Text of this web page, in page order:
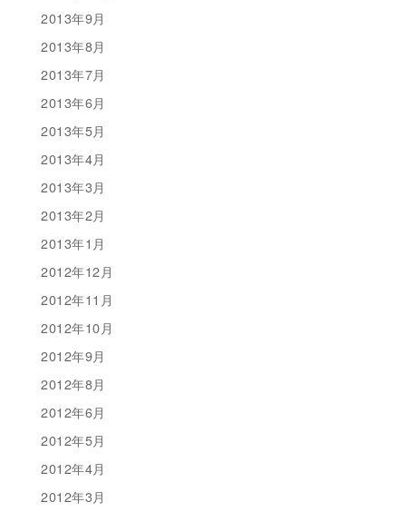
2013年9月
2013年8月
2013年7月
2013年6月
2013年5月
2013年4月
2013年3月
2013年2月
2013年1月
2012年12月
2012年11月
2012年10月
2012年9月
2012年8月
2012年6月
2012年5月
2012年4月
2012年3月